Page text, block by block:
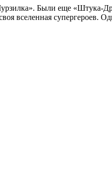
Были еще «Штука-
вселенная